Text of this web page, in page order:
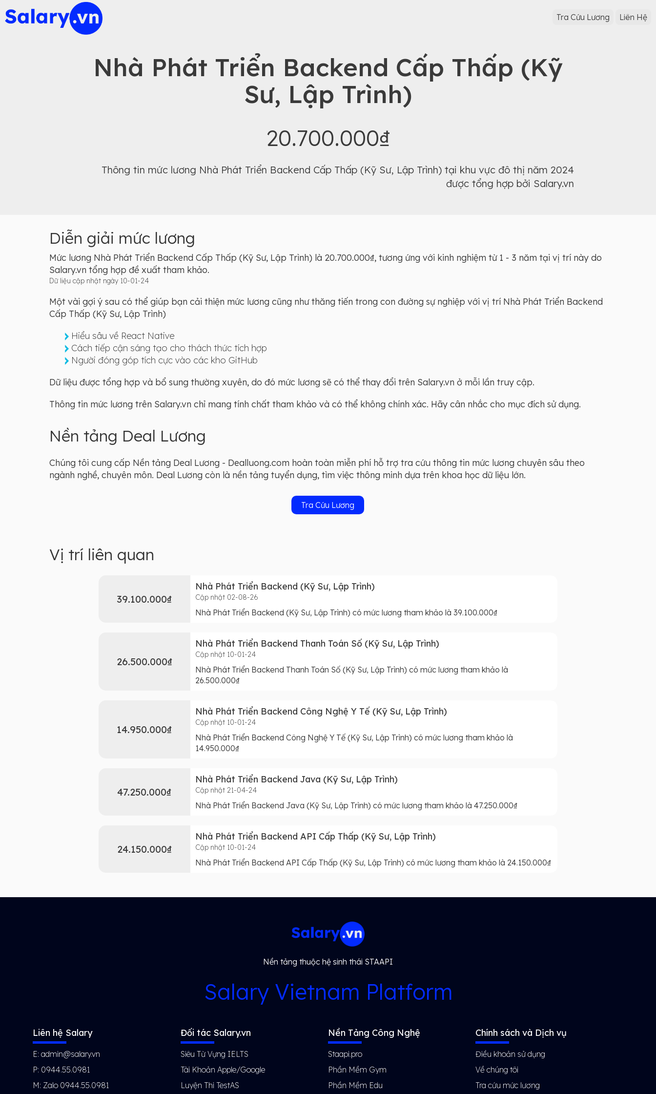
Tra Cứu Lương Liên Hệ
Nhà Phát Triển Backend Cấp Thấp (Kỹ
Sư, Lập Trình)
20.700.000₫
Thông tin mức lương Nhà Phát Triển Backend Cấp Thấp (Kỹ Sư, Lập Trình) tại khu vực đô thị năm 2024
được tổng hợp bởi Salary.vn
Diễn giải mức lương
Mức lương Nhà Phát Triển Backend Cấp Thấp (Kỹ Sư, Lập Trình) là 20.700.000₫, tương ứng với kinh nghiệm từ 1 - 3 năm tại vị trí này do
Salary.vn tổng hợp đề xuất tham khảo.
Dữ liệu cập nhật ngày 10-01-24
Một vài gợi ý sau có thể giúp bạn cải thiện mức lương cũng như thăng tiến trong con đường sự nghiệp với vị trí Nhà Phát Triển Backend
Cấp Thấp (Kỹ Sư, Lập Trình)
Hiểu sâu về React Native
Cách tiếp cận sáng tạo cho thách thức tích hợp
Người đóng góp tích cực vào các kho GitHub
Dữ liệu được tổng hợp và bổ sung thường xuyên, do đó mức lương sẽ có thể thay đổi trên Salary.vn ở mỗi lần truy cập.
Thông tin mức lương trên Salary.vn chỉ mang tính chất tham khảo và có thể không chính xác. Hãy cân nhắc cho mục đích sử dụng.
Nền tảng Deal Lương
Chúng tôi cung cấp Nền tảng Deal Lương - Dealluong.com hoàn toàn miễn phí hỗ trợ tra cứu thông tin mức lương chuyên sâu theo
ngành nghề, chuyên môn. Deal Lương còn là nền tảng tuyển dụng, tìm việc thông minh dựa trên khoa học dữ liệu lớn.
Tra Cứu Lương
Vị trí liên quan
39.100.000₫
Nhà Phát Triển Backend (Kỹ Sư, Lập Trình)
Cập nhật 02-08-26
Nhà Phát Triển Backend (Kỹ Sư, Lập Trình) có mức lương tham khảo là 39.100.000₫
26.500.000₫
Nhà Phát Triển Backend Thanh Toán Số (Kỹ Sư, Lập Trình)
Cập nhật 10-01-24
Nhà Phát Triển Backend Thanh Toán Số (Kỹ Sư, Lập Trình) có mức lương tham khảo là
26.500.000₫
14.950.000₫
Nhà Phát Triển Backend Công Nghệ Y Tế (Kỹ Sư, Lập Trình)
Cập nhật 10-01-24
Nhà Phát Triển Backend Công Nghệ Y Tế (Kỹ Sư, Lập Trình) có mức lương tham khảo là
14.950.000₫
47.250.000₫
Nhà Phát Triển Backend Java (Kỹ Sư, Lập Trình)
Cập nhật 21-04-24
Nhà Phát Triển Backend Java (Kỹ Sư, Lập Trình) có mức lương tham khảo là 47.250.000₫
24.150.000₫
Nhà Phát Triển Backend API Cấp Thấp (Kỹ Sư, Lập Trình)
Cập nhật 10-01-24
Nhà Phát Triển Backend API Cấp Thấp (Kỹ Sư, Lập Trình) có mức lương tham khảo là 24.150.000₫
Nền tảng thuộc hệ sinh thái STAAPI
Salary Vietnam Platform
Liên hệ Salary
E: admin@salary.vn
P: 0944.55.0981
M: Zalo 0944.55.0981
Đối tác Salary.vn
Siêu Từ Vựng IELTS
Tài Khoản Apple/Google
Luyện Thi TestAS
Nền Tảng Công Nghệ
Staapi.pro
Phần Mềm Gym
Phần Mềm Edu
Chính sách và Dịch vụ
Điều khoản sử dụng
Về chúng tôi
Tra cứu mức lương